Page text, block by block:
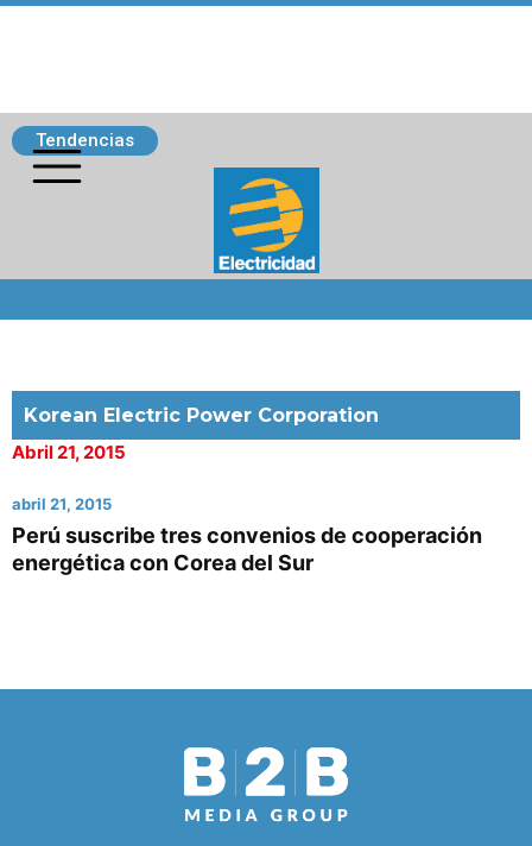
Tendencias
Korean Electric Power Corporation
Abril 21, 2015
abril 21, 2015
Perú suscribe tres convenios de cooperación
energética con Corea del Sur